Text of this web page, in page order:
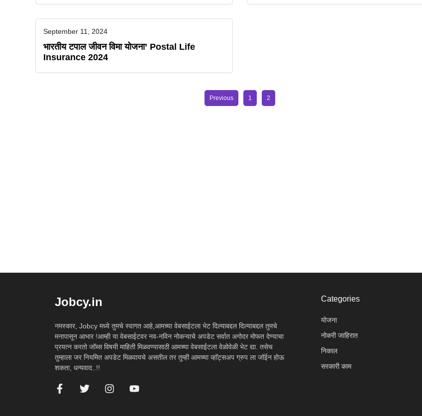
September 11, 2024
भारतीय टपाल जीवन विमा योजना’ Postal Life
Insurance 2024
Previous 1 2
Jobcy.in
नमस्कार, Jobcy मध्ये तुमचे स्वागत आहे,आमच्या वेबसाईटला भेट दिल्याबद्दल दिल्याबद्दल तुमचे
मनापासून आभार !आम्ही या वेबसाईटवर नव-नविन नोकऱ्याचे अपडेट सर्वात अगोदर मोफत देण्याचा
प्रयत्न करतो जॉब्स विषयी माहिती मिळवण्यासाठी आमच्या वेबसाईटला वेळोवेळी भेट द्या. तसेच
तुम्हाला जर नियमित अपडेट मिळवायचे असतील तर तुम्ही आमच्या व्हॉट्सअप ग्रुप ला जॉईन होऊ
शकता, धन्यवाद..!!
Categories
योजना
नोकरी जाहिरात
निकाल
सरकारी काम